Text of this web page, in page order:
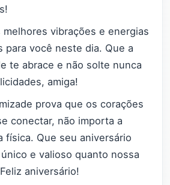
melhores vibrações e energias
para você neste dia. Que a
te abrace e não solte nunca
amiga!
prova que os corações
conectar, não importa a
física. Que seu aniversário
e valioso quanto nossa
aniversário!